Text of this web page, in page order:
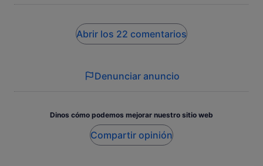
Abrir los 22 comentarios
Denunciar anuncio
Dinos cómo podemos mejorar nuestro sitio web
Compartir opinión